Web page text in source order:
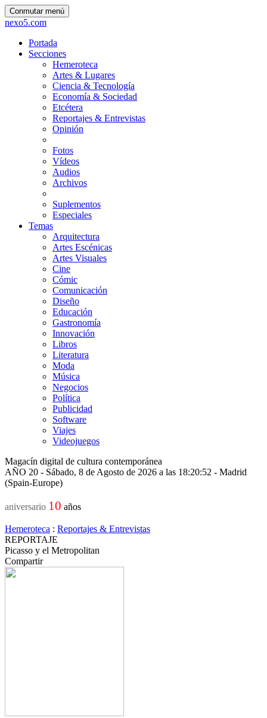
Conmutar menú
nexo5.com
Portada
Secciones
Hemeroteca
Artes & Lugares
Ciencia & Tecnología
Economía & Sociedad
Etcétera
Reportajes & Entrevistas
Opinión
Fotos
Vídeos
Audios
Archivos
Suplementos
Especiales
Temas
Arquitectura
Artes Escénicas
Artes Visuales
Cine
Cómic
Comunicación
Diseño
Educación
Gastronomía
Innovación
Libros
Literatura
Moda
Música
Negocios
Política
Publicidad
Software
Viajes
Videojuegos
Magacín digital de cultura contemporánea
AÑO 20 - Sábado, 8 de Agosto de 2026 a las 18:20:52 - Madrid
(Spain-Europe)
aniversario 10 años
Hemeroteca : Reportajes & Entrevistas
REPORTAJE
Picasso y el Metropolitan
Compartir